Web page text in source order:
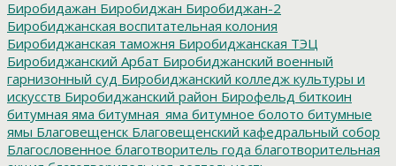
Биробидажан Биробиджан Биробиджан-2
Биробиджанская воспитательная колония
Биробиджанская таможня Биробиджанская ТЭЦ
Биробиджанский Арбат Биробиджанский военный
гарнизонный суд Биробиджанский колледж культуры и
искусств Биробиджанский район Бирофельд биткоин
битумная яма битумная_яма битумное болото битумные
ямы Благовещенск Благовещенский кафедральный собор
Благословенное благотворитель года благотворительная